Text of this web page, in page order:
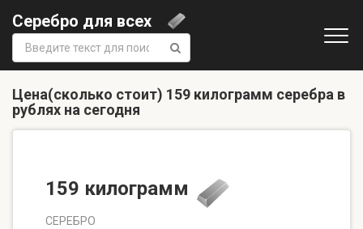
Серебро для всех
Поиск:
Цена(сколько стоит) 159 килограмм серебра в
рублях на сегодня
159 килограмм
СЕРЕБРО